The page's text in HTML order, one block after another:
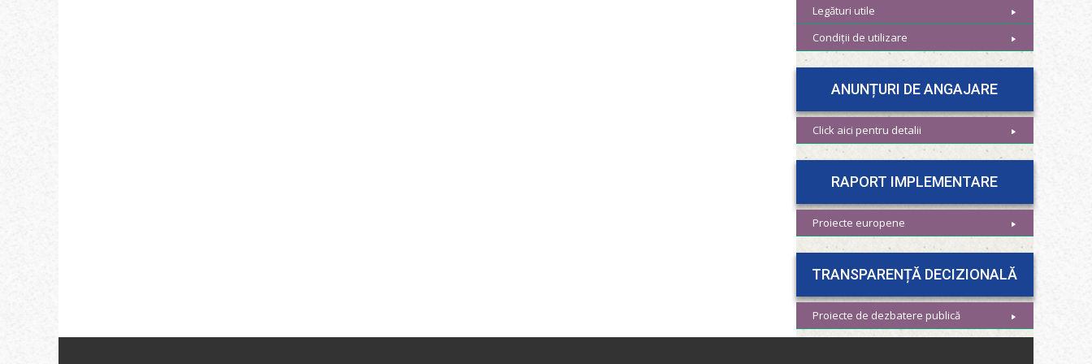
Legături utile
Condiții de utilizare
ANUNȚURI DE ANGAJARE
Click aici pentru detalii
RAPORT IMPLEMENTARE
Proiecte europene
TRANSPARENȚĂ DECIZIONALĂ
Proiecte de dezbatere publică